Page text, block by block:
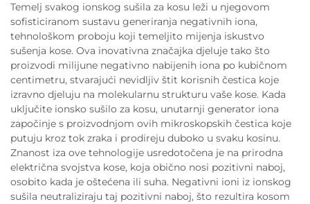
Temelj svakog ionskog sušila za kosu leži u njegovom
sofisticiranom sustavu generiranja negativnih iona,
tehnološkom proboju koji temeljito mijenja iskustvo
sušenja kose. Ova inovativna značajka djeluje tako što
proizvodi milijune negativno nabijenih iona po kubičnom
centimetru, stvarajući nevidljiv štit korisnih čestica koje
izravno djeluju na molekularnu strukturu vaše kose. Kada
uključite ionsko sušilo za kosu, unutarnji generator iona
započinje s proizvodnjom ovih mikroskopskih čestica koje
putuju kroz tok zraka i prodireju duboko u svaku kosinu.
Znanost iza ove tehnologije usredotočena je na prirodna
električna svojstva kose, koja obično nosi pozitivni naboj,
osobito kada je oštećena ili suha. Negativni ioni iz ionskog
sušila neutraliziraju taj pozitivni naboj, što rezultira kosom